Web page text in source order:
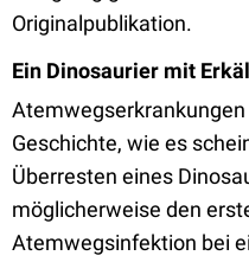
Originalpublikation.
Ein Dinosaurier mit
Geschichte, wie es
Überresten eines
möglicherweise den
Atemwegsinfektion bei